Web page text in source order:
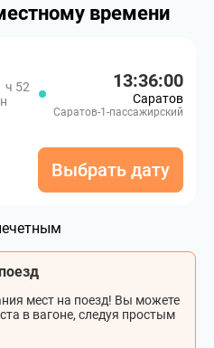
времени
ч 52
13:36:00
Саратов
Саратов-1-пассажирский
Выбрать дату
мест на поезд! Вы можете
в вагоне, следуя простым